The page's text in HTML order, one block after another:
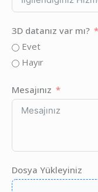
3D datanız var mı?
Evet
Hayır
Mesajınız
Dosya Yükleyiniz